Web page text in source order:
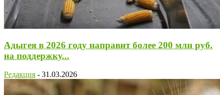
Адыгея в 2026 году направит более 200 млн руб.
на поддержку...
Редакция - 31.03.2026